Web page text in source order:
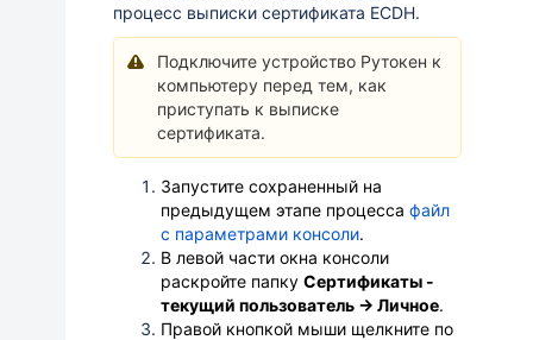
процесс выписки сертификата ECDH.
Подключите устройство Рутокен к
компьютеру перед тем, как
приступать к выписке
сертификата.
Запустите сохраненный на
предыдущем этапе процесса файл
с параметрами консоли.
В левой части окна консоли
раскройте папку Сертификаты -
текущий пользователь → Личное.
Правой кнопкой мыши щелкните по